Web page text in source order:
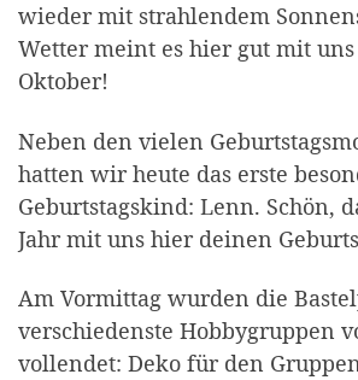
wieder mit strahlendem
Wetter meint es hier gut mit
Oktober!
Neben den vielen
hatten wir heute das erste
Geburtstagskind: Lenn. Schön,
Jahr mit uns hier deinen
Am Vormittag wurden die
verschiedenste Hobbygruppen
vollendet: Deko für den